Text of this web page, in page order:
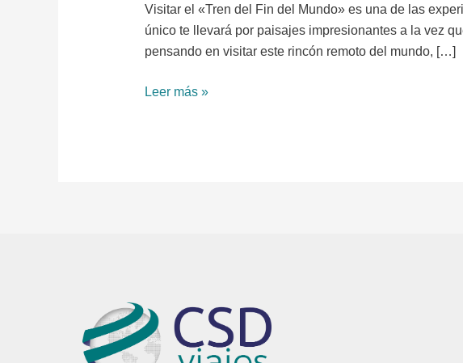
Visitar el «Tren del Fin del Mundo» es una de las
único te llevará por paisajes impresionantes a la vez
pensando en visitar este rincón remoto del mundo, […]
Leer más »